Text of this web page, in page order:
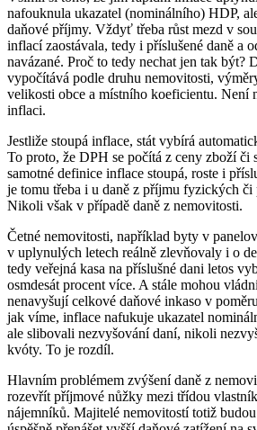
nafouknula ukazatel (nominálního) HDP,
daňové příjmy. Vždyť třeba růst mezd v
inflací zaostávala, tedy i příslušené daně a
navázané. Proč to tedy nechat jen tak být?
vypočítává podle druhu nemovitosti,
velikosti obce a místního koeficientu. Není
inflaci.
Jestliže stoupá inflace, stát vybírá
To proto, že DPH se počítá z ceny zboží či
samotné definice inflace stoupá, roste i
je tomu třeba i u daně z příjmu fyzických či
Nikoli však v případě daně z nemovitosti.
Četné nemovitosti, například byty v
v uplynulých letech reálně zlevňovaly i o
tedy veřejná kasa na příslušné dani letos
osmdesát procent více. A stále mohou
nenavyšují celkové daňové inkaso v
jak víme, inflace nafukuje ukazatel
ale slibovali nezvyšování daní, nikoli
kvóty. To je rozdíl.
Hlavním problémem zvýšení daně z
rozevřít příjmové nůžky mezi třídou
nájemníků. Majitelé nemovitostí totiž